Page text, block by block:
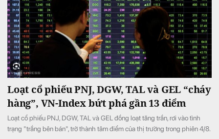
Loạt cổ phiếu PNJ, DGW, TAL và GEL “cháy
hàng”, VN-Index bứt phá gần 13 điểm
Loạt cổ phiếu PNJ, DGW, TAL và GEL đồng loạt tăng trần, rơi vào tình
trạng "trắng bên bán", trở thành tâm điểm của thị trường trong phiên 4/8.